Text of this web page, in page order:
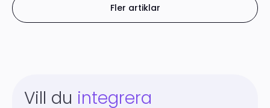
Fler artiklar
Vill du integrera